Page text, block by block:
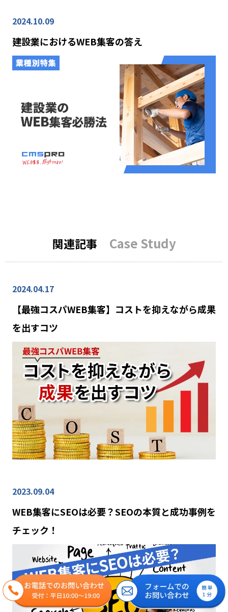
2024.10.09
建設業におけるWEB集客の答え
関連記事 Case Study
2024.04.17
【最強コスパWEB集客】コストを抑えながら成果
を出すコツ
2023.09.04
WEB集客にSEOは必要？SEOの本質と成功事例を
チェック！